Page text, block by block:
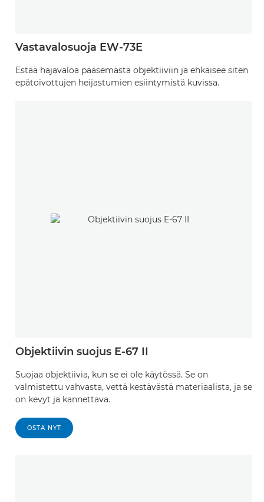
Vastavalosuoja EW-73E
Estää hajavaloa pääsemästä objektiiviin ja ehkäisee siten
epätoivottujen heijastumien esiintymistä kuvissa.
Objektiivin suojus E-67 II
Suojaa objektiivia, kun se ei ole käytössä. Se on
valmistettu vahvasta, vettä kestävästä materiaalista, ja se
on kevyt ja kannettava.
OSTA NYT